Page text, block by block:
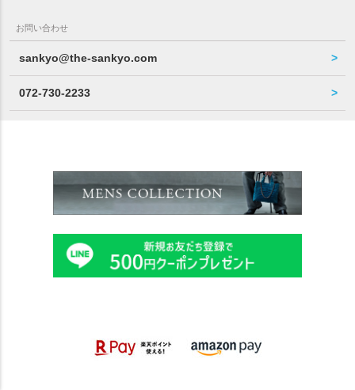
お問い合わせ
sankyo@the-sankyo.com
072-730-2233